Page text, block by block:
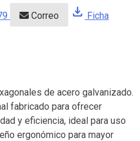
Correo download Ficha
de acero galvanizado.
fabricado para ofrecer
y eficiencia, ideal para uso
ergonómico para mayor